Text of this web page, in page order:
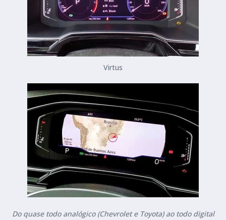
Virtus
Do quase todo analógico (Chevrolet e Toyota) ao todo digital